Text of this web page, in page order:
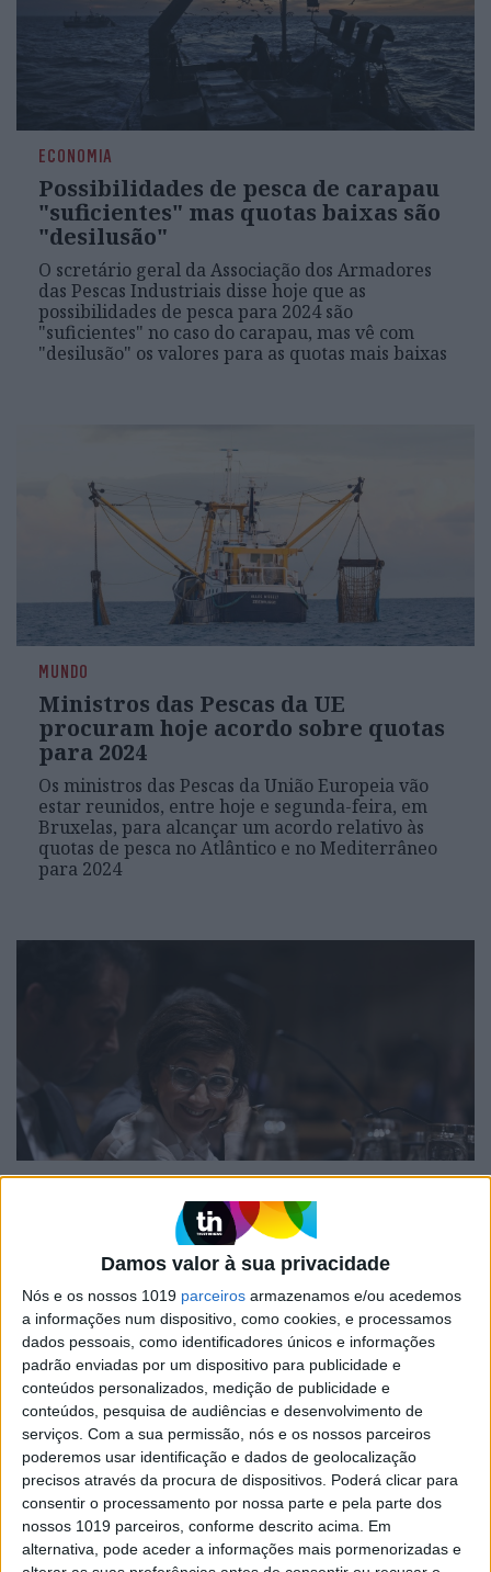
Damos valor à sua privacidade
Nós e os nossos 1019 parceiros armazenamos e/ou acedemos
a informações num dispositivo, como cookies, e processamos
dados pessoais, como identificadores únicos e informações
padrão enviadas por um dispositivo para publicidade e
conteúdos personalizados, medição de publicidade e
conteúdos, pesquisa de audiências e desenvolvimento de
serviços. Com a sua permissão, nós e os nossos parceiros
poderemos usar identificação e dados de geolocalização
precisos através da procura de dispositivos. Poderá clicar para
consentir o processamento por nossa parte e pela parte dos
nossos 1019 parceiros, conforme descrito acima. Em
alternativa, pode aceder a informações mais pormenorizadas e
ECONOMIA
Possibilidades de pesca de carapau
"suficientes" mas quotas baixas são
"desilusão"
O scretário geral da Associação dos Armadores
das Pescas Industriais disse hoje que as
possibilidades de pesca para 2024 são
"suficientes" no caso do carapau, mas vê com
"desilusão" os valores para as quotas mais baixas
MUNDO
Ministros das Pescas da UE
procuram hoje acordo sobre quotas
para 2024
Os ministros das Pescas da União Europeia vão
estar reunidos, entre hoje e segunda-feira, em
Bruxelas, para alcançar um acordo relativo às
quotas de pesca no Atlântico e no Mediterrâneo
para 2024
Ministra antecipa execução do Mar
2020 em 96% até ao final do ano
A ministra da Agricultura adiantou hoje, no
parlamento, que o programa Mar 2020 vai
atingir 96% de execução até ao final do ano e que
nos primeiros meses de 2024 estará concluído